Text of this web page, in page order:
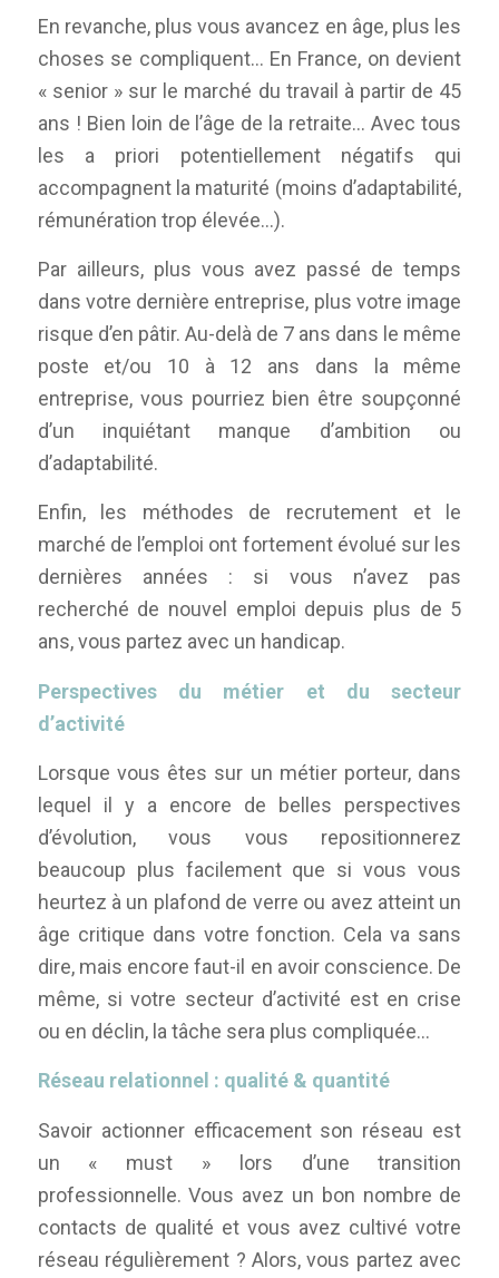
En revanche, plus vous avancez en âge, plus les
choses se compliquent… En France, on devient
« senior » sur le marché du travail à partir de 45
ans ! Bien loin de l’âge de la retraite… Avec tous
les a priori potentiellement négatifs qui
accompagnent la maturité (moins d’adaptabilité,
rémunération trop élevée…).
Par ailleurs, plus vous avez passé de temps
dans votre dernière entreprise, plus votre image
risque d’en pâtir. Au-delà de 7 ans dans le même
poste et/ou 10 à 12 ans dans la même
entreprise, vous pourriez bien être soupçonné
d’un inquiétant manque d’ambition ou
d’adaptabilité.
Enfin, les méthodes de recrutement et le
marché de l’emploi ont fortement évolué sur les
dernières années : si vous n’avez pas
recherché de nouvel emploi depuis plus de 5
ans, vous partez avec un handicap.
Perspectives du métier et du secteur
d’activité
Lorsque vous êtes sur un métier porteur, dans
lequel il y a encore de belles perspectives
d’évolution, vous vous repositionnerez
beaucoup plus facilement que si vous vous
heurtez à un plafond de verre ou avez atteint un
âge critique dans votre fonction. Cela va sans
dire, mais encore faut-il en avoir conscience. De
même, si votre secteur d’activité est en crise
ou en déclin, la tâche sera plus compliquée…
Réseau relationnel : qualité & quantité
Savoir actionner efficacement son réseau est
un « must » lors d’une transition
professionnelle. Vous avez un bon nombre de
contacts de qualité et vous avez cultivé votre
réseau régulièrement ? Alors, vous partez avec